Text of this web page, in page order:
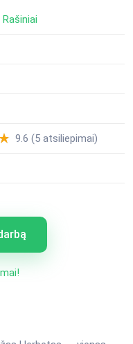
Rašiniai
9.6 (5 atsiliepimai)